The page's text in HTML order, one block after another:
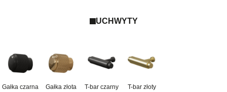
UCHWYTY
Gałka czarna Gałka złota T-bar czarny T-bar złoty